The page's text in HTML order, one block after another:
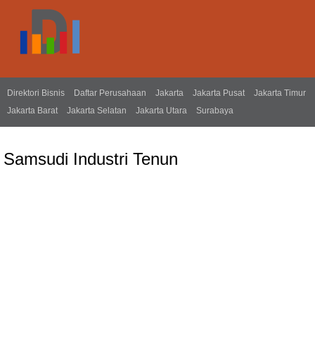
Direktori Bisnis Daftar Perusahaan Jakarta Jakarta Pusat
Jakarta Timur
Jakarta Barat
Jakarta Selatan Jakarta Utara Surabaya
Samsudi Industri Tenun